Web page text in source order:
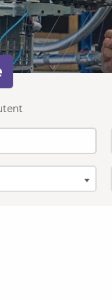
des formations
Nos partenaires
Espace Presse